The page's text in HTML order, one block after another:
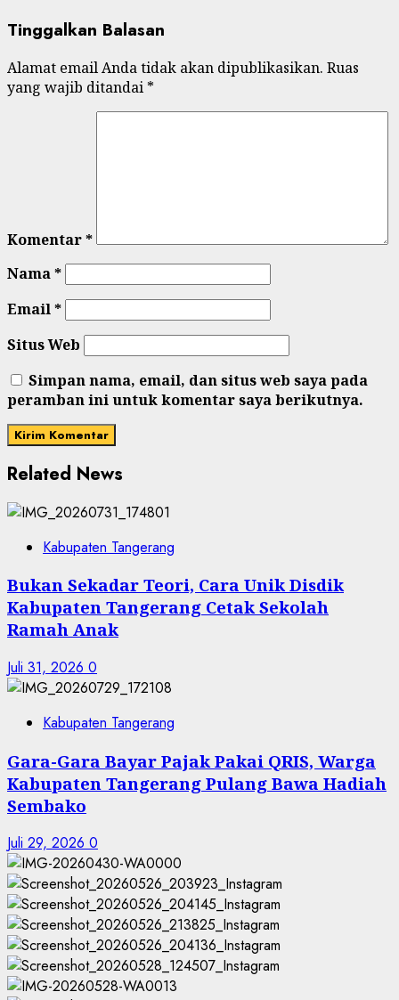
Tinggalkan Balasan
Alamat email Anda tidak akan dipublikasikan. Ruas
yang wajib ditandai *
Komentar*
Nama*
Email*
Situs Web
Simpan nama, email, dan situs web saya pada
peramban ini untuk komentar saya berikutnya.
Related News
Kabupaten Tangerang
Bukan Sekadar Teori, Cara Unik Disdik
Kabupaten Tangerang Cetak Sekolah
Ramah Anak
Juli 31, 2026 0
Kabupaten Tangerang
Gara-Gara Bayar Pajak Pakai QRIS, Warga
Kabupaten Tangerang Pulang Bawa Hadiah
Sembako
Juli 29, 2026 0